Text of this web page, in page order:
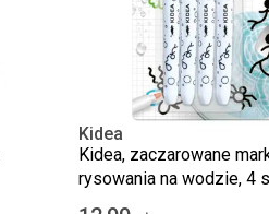
Kidea
Kidea, zaczarowane
rysowania na wodzie, 4